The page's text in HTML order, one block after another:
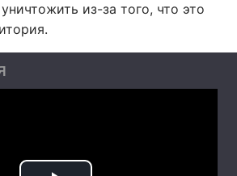
из-за того, что это